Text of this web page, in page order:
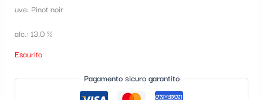
uve: Pinot noir
alc.: 13,0 %
Esaurito
Pagamento sicuro garantito
n
a
c